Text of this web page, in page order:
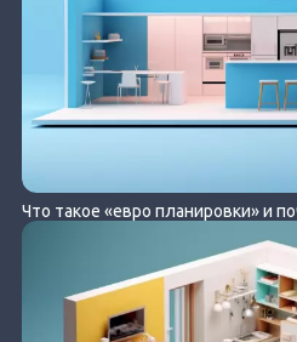
Что такое «евро планировки» и